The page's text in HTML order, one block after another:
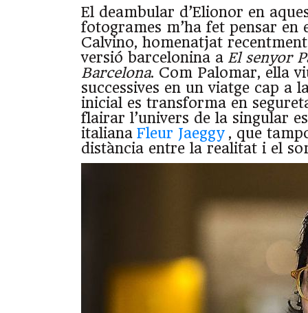
El deambular d’Elionor en
fotogrames m’ha fet pensar en
Calvino, homenatjat
versió barcelonina a El senyor
Barcelona. Com Palomar, ella
successives en un viatge cap a
inicial es transforma en
flairar l’univers de la singular
italiana Fleur Jaeggy, que
distància entre la realitat i el